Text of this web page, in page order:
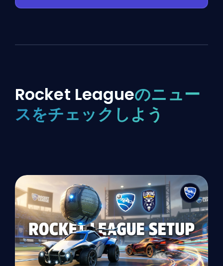
Rocket Leagueのニュー
スをチェックしよう